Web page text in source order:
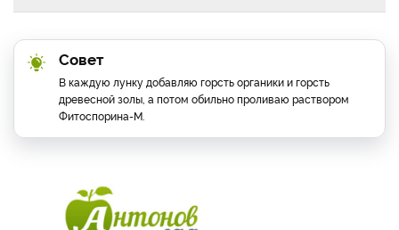
Совет
В каждую лунку добавляю горсть органики и горсть
древесной золы, а потом обильно проливаю раствором
Фитоспорина-М.